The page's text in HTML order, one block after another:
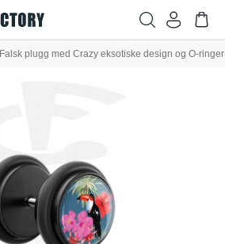
Falsk plugg med Crazy eksotiske design og O-ringer